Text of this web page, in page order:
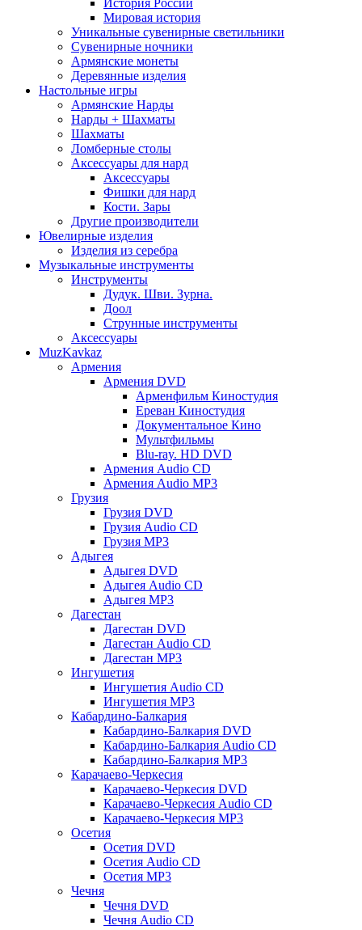
История России
Мировая история
Уникальные сувенирные светильники
Сувенирные ночники
Армянские монеты
Деревянные изделия
Настольные игры
Армянские Нарды
Нарды + Шахматы
Шахматы
Ломберные столы
Аксессуары для нард
Аксессуары
Фишки для нард
Кости. Зары
Другие производители
Ювелирные изделия
Изделия из серебра
Музыкальные инструменты
Инструменты
Дудук. Шви. Зурна.
Доол
Струнные инструменты
Аксессуары
MuzKavkaz
Армения
Армения DVD
Арменфильм Киностудия
Ереван Киностудия
Документальное Кино
Мультфильмы
Blu-ray. HD DVD
Армения Audio CD
Армения Audio MP3
Грузия
Грузия DVD
Грузия Audio CD
Грузия MP3
Адыгея
Адыгея DVD
Адыгея Audio CD
Адыгея MP3
Дагестан
Дагестан DVD
Дагестан Audio CD
Дагестан MP3
Ингушетия
Ингушетия Audio CD
Ингушетия MP3
Кабардино-Балкария
Кабардино-Балкария DVD
Кабардино-Балкария Audio CD
Кабардино-Балкария MP3
Карачаево-Черкесия
Карачаево-Черкесия DVD
Карачаево-Черкесия Audio CD
Карачаево-Черкесия MP3
Осетия
Осетия DVD
Осетия Audio CD
Осетия MP3
Чечня
Чечня DVD
Чечня Audio CD